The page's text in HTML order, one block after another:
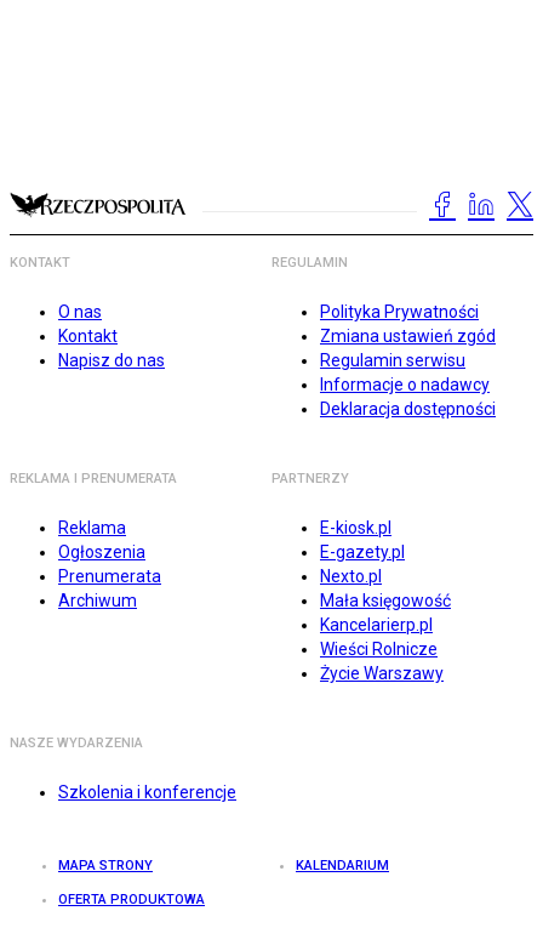
KONTAKT
O nas
Kontakt
Napisz do nas
REGULAMIN
Polityka Prywatności
Zmiana ustawień zgód
Regulamin serwisu
Informacje o nadawcy
Deklaracja dostępności
REKLAMA I PRENUMERATA
Reklama
Ogłoszenia
Prenumerata
Archiwum
PARTNERZY
E-kiosk.pl
E-gazety.pl
Nexto.pl
Mała księgowość
Kancelarierp.pl
Wieści Rolnicze
Życie Warszawy
NASZE WYDARZENIA
Szkolenia i konferencje
MAPA STRONY KALENDARIUM
OFERTA PRODUKTOWA